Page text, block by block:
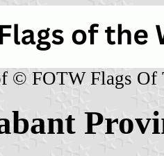
© FOTW Flags Of